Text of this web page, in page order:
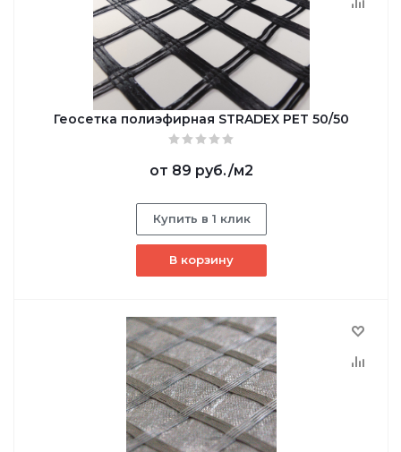
Геосетка полиэфирная STRADEX PET 50/50
от 89 руб./м2
Купить в 1 клик
В корзину